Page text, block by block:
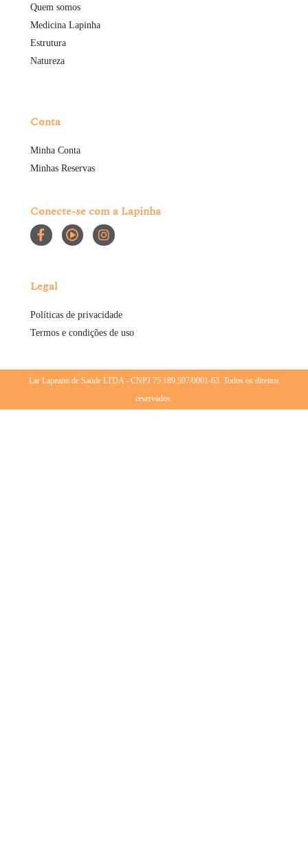
Quem somos
Medicina Lapinha
Estrutura
Natureza
Conta
Minha Conta
Minhas Reservas
Conecte-se com a Lapinha
Legal
Políticas de privacidade
Termos e condições de uso
Lar Lapeano de Saúde LTDA - CNPJ 75.189.597/0001-63. Todos os direitos
reservados.